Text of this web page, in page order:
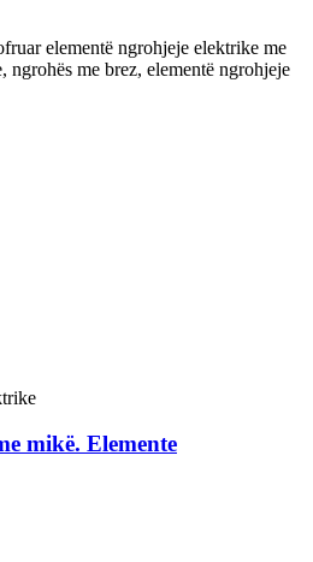
elementë ngrohjeje elektrike me
me brez, elementë ngrohjeje
mikë. Elemente